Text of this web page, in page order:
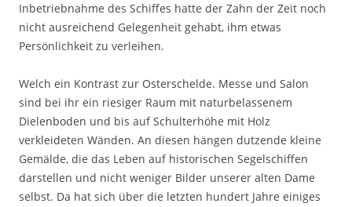
Inbetriebnahme des Schiffes hatte der Zahn der Zeit noch
nicht ausreichend Gelegenheit gehabt, ihm etwas
Persönlichkeit zu verleihen.
Welch ein Kontrast zur Osterschelde. Messe und Salon
sind bei ihr ein riesiger Raum mit naturbelassenem
Dielenboden und bis auf Schulterhöhe mit Holz
verkleideten Wänden. An diesen hängen dutzende kleine
Gemälde, die das Leben auf historischen Segelschiffen
darstellen und nicht weniger Bilder unserer alten Dame
selbst. Da hat sich über die letzten hundert Jahre einiges